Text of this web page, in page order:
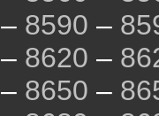
– 8590 –
– 8620 –
– 8650 –